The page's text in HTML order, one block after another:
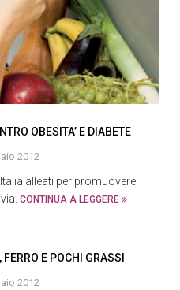
OBESITA’ E DIABETE
2012
alleati per promuovere
CONTINUA A LEGGERE
E POCHI GRASSI
2012